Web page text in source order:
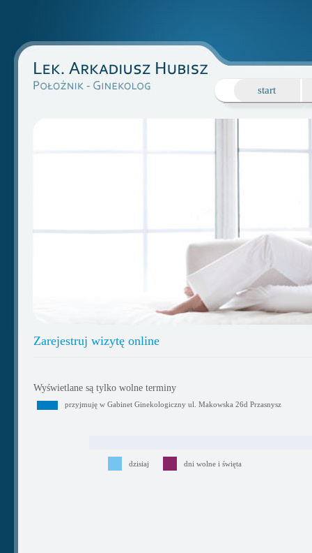
start
Zarejestruj wizytę online
Wyświetlane są tylko wolne terminy
przyjmuję w Gabinet Ginekologiczny ul. Makowska 26d Przasnysz
dzisiaj dni wolne i święta